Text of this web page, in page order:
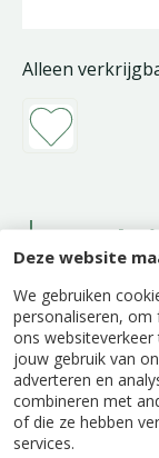
Deze website
We gebruiken
personaliseren,
ons
jouw gebruik van
adverteren en
combineren met
of die ze hebben
services.
Alleen
DUL – 22